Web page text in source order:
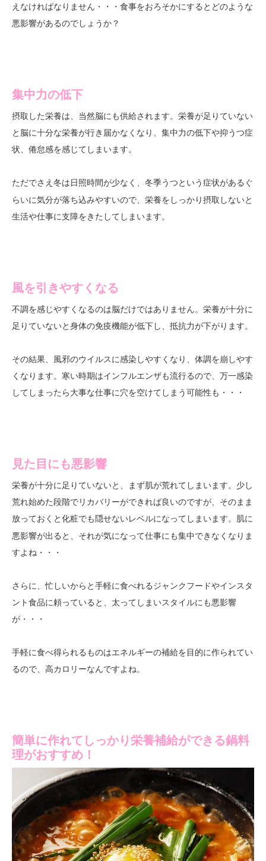
えなければなりません・・・食事をおろそかにするとどのような
悪影響があるのでしょうか？
集中力の低下
摂取した栄養は、当然脳にも供給されます。栄養が足りていない
と脳に十分な栄養が行き届かなくなり、集中力の低下や抑うつ症
状、倦怠感を感じてしまいます。
ただでさえ冬は日照時間が少なく、 冬季うつ という症状があるぐ
らいに気分が落ち込みやすいので、栄養をしっかり摂取しないと
生活や仕事に支障をきたしてしまいます。
風を引きやすくなる
不調を感じやすくなるのは脳だけではありません。栄養が十分に
足りていないと身体の免疫機能が低下し、抵抗力が下がります。
その結果、風邪のウイルスに感染しやすくなり、体調を崩しやす
くなります。寒い時期はインフルエンザも流行るので、万一感染
してしまったら大事な仕事に穴を空けてしまう可能性も・・・
見た目にも悪影響
栄養が十分に足りていないと、まず肌が荒れてしまいます。少し
荒れ始めた段階でリカバリーができれば良いのですが、そのまま
放っておくと 化粧でも隠せないレベルになってしまいます。肌に
悪影響が出ると、それが気になって仕事にも集中できなくなりま
すよね・・・
さらに、忙しいからと手軽に食べれるジャンクフードやインスタ
ント食品に頼っていると、太ってしまいスタイルにも悪影響
が・・・
手軽に食べ得られるものはエネルギーの補給を目的に作られてい
るので、高カロリーなんですよね。
簡単に作れてしっかり栄養補給ができる鍋料
理がおすすめ！